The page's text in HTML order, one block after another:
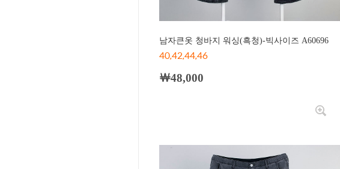
남자큰옷 청바지 워싱(흑청)-빅사이즈 A60696
40,42,44,46
￦48,000